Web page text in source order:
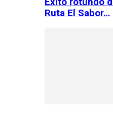
Ruta El Sabor…